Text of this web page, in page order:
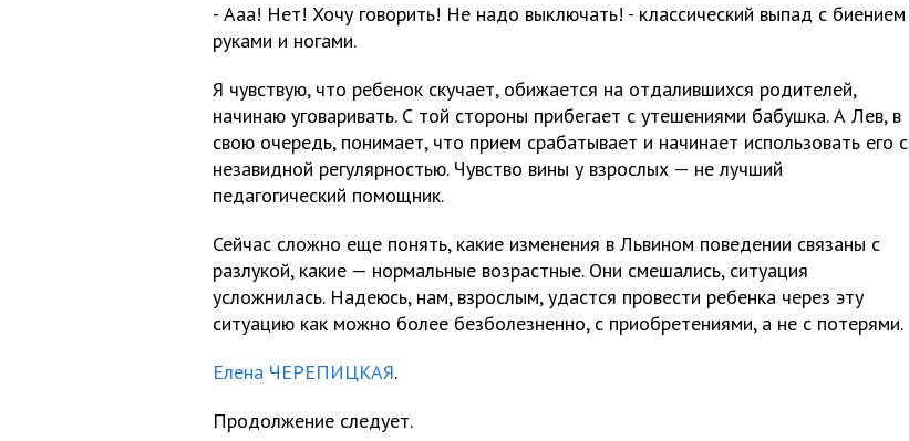
- Ааа! Нет! Хочу говорить! Не надо выключать! - классический выпад с биением
руками и ногами.
Я чувствую, что ребенок скучает, обижается на отдалившихся родителей,
начинаю уговаривать. С той стороны прибегает с утешениями бабушка. А Лев, в
свою очередь, понимает, что прием срабатывает и начинает использовать его с
незавидной регулярностью. Чувство вины у взрослых — не лучший
педагогический помощник.
Сейчас сложно еще понять, какие изменения в Львином поведении связаны с
разлукой, какие — нормальные возрастные. Они смешались, ситуация
усложнилась. Надеюсь, нам, взрослым, удастся провести ребенка через эту
ситуацию как можно более безболезненно, с приобретениями, а не с потерями.
Елена ЧЕРЕПИЦКАЯ.
Продолжение следует.